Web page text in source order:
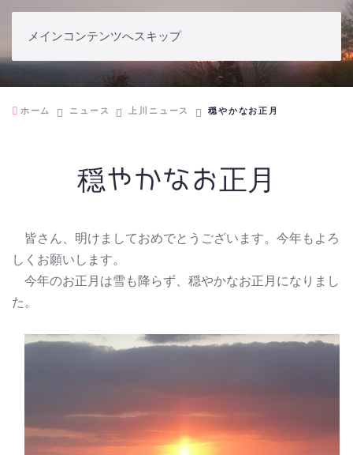
メインコンテンツへスキップ
上川ニュース
ホーム ニュース 上川ニュース 穏やかなお正月
穏やかなお正月
皆さん、明けましておめでとうございます。今年もよろ
しくお願いします。
今年のお正月は雪も降らず、穏やかなお正月になりまし
た。